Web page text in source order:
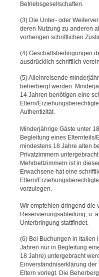
Betriebsgesellschaften.
Die Unter- oder
deren Nutzung zu anderen
vorherigen schriftlichen
Geschäftsbedingungen
ausdrücklich schriftlich
Alleinreisende
beherbergt werden.
14 Jahren benötigen eine
Eltern/
Authentizität.
Minderjährige Gäste unter
Begleitung eines
mindestens 18 Jahre alten
Privatzimmern
Mehrbettzimmern ist in
Erwachsene hat eine
Eltern/
vorzulegen.
Wir empfehlen dringend die
Reservierungsabteilung, u.
Unterbringung stattfindet.
Bei Buchungen in Italien
Jahren nur in Begleitung
18 Jahre) untergebracht
Einverständniserklärung
Eltern vorlegt. Die